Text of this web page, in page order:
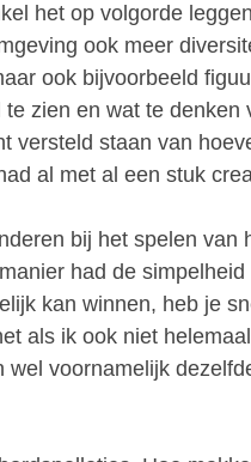
het op volgorde
ook meer
ook bijvoorbeeld
zien en wat te denken
versteld staan van
al met al een stuk
bij het spelen van
had de
kan winnen, heb je
als ik ook niet
wel voornamelijk